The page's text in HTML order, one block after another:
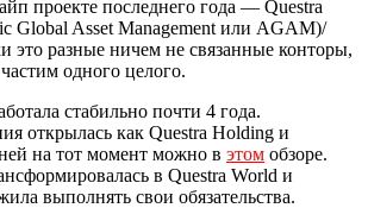
проекте последнего года — Questra
Global Asset Management или AGAM)/
это разные ничем не связанные конторы,
одного целого.
стабильно почти 4 года.
открылась как Questra Holding и
на тот момент можно в этом обзоре.
в Questra World и
выполнять свои обязательства.